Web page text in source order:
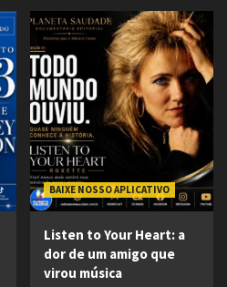
BAIXE NOSSO APLICATIVO
Listen to Your Heart: a
dor de um amigo que
virou música